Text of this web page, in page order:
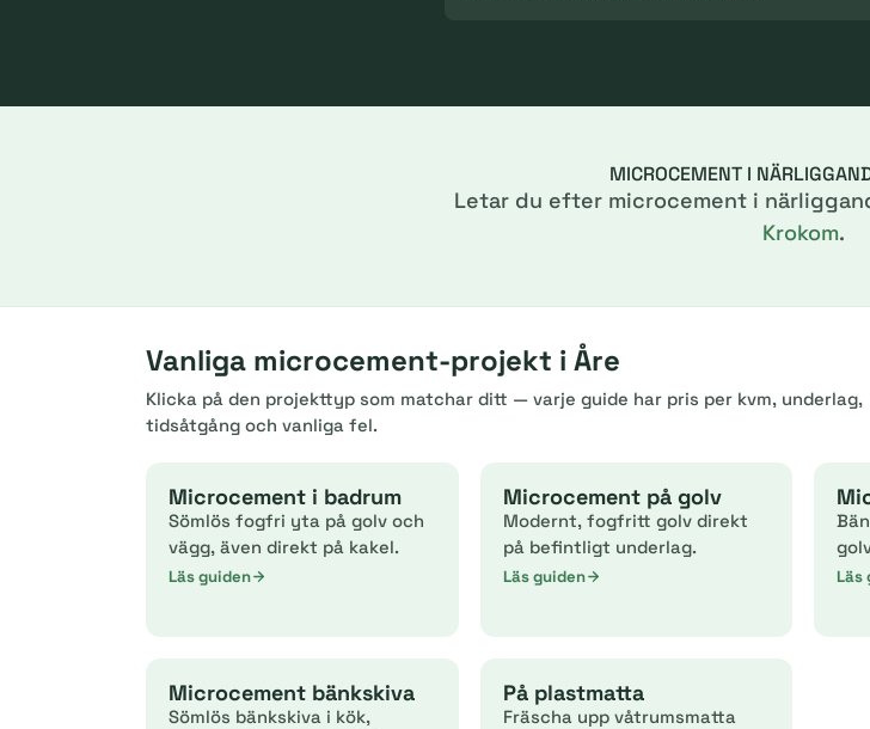
MICROCEMENT I
Letar du efter microcement i
Krokom.
Vanliga microcement-projekt i Åre
Klicka på den projekttyp som matchar ditt — varje guide har pris per kvm, underlag,
tidsåtgång och vanliga fel.
Microcement i badrum
Sömlös fogfri yta på golv och
vägg, även direkt på kakel.
Läs guiden
Microcement på golv
Modernt, fogfritt golv direkt
på befintligt underlag.
Läs guiden Läs
Microcement bänkskiva
Sömlös bänkskiva i kök,
På plastmatta
Fräscha upp våtrumsmatta